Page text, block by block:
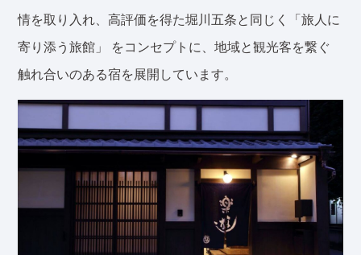
情を取り入れ、高評価を得た堀川五条と同じく「旅人に
寄り添う旅館」 をコンセプトに、地域と観光客を繋ぐ
触れ合いのある宿を展開しています。